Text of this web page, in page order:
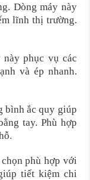
Dòng máy này
lĩnh thị trường.
này phục vụ các
và ép nhanh.
bình ắc quy giúp
tay. Phù hợp
phù hợp với
tiết kiệm chi